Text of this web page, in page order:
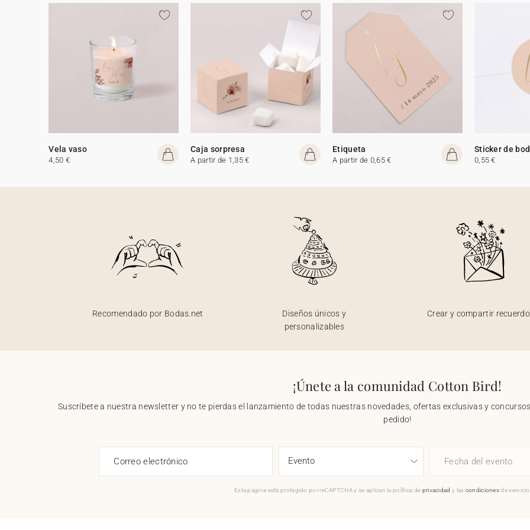
Vela vaso
4,50 €
Caja sorpresa
A partir de 1,35 €
Etiqueta
A partir de 0,65 €
Sticker de
0,55 €
Recomendado por Bodas.net
Diseños únicos y
personalizables
Crear y compartir
¡Únete a la comunidad Cotton Bird!
Suscríbete a nuestra newsletter y no te pierdas el lanzamiento de todas nuestras novedades, ofertas exclusivas y
pedido!
Correo electrónico Fecha del evento
Esta página está protegido por reCAPTCHA y se aplican la política de privacidad y las condicionesde